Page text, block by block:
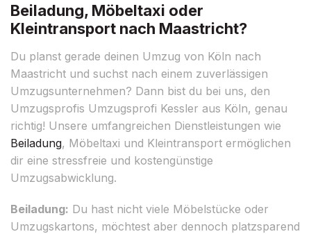
Beiladung, Möbeltaxi oder
Kleintransport nach Maastricht?
Du planst gerade deinen Umzug von Köln nach
Maastricht und suchst nach einem zuverlässigen
Umzugsunternehmen? Dann bist du bei uns, den
Umzugsprofis Umzugsprofi Kessler aus Köln, genau
richtig! Unsere umfangreichen Dienstleistungen wie
Beiladung, Möbeltaxi und Kleintransport ermöglichen
dir eine stressfreie und kostengünstige
Umzugsabwicklung.
Beiladung: Du hast nicht viele Möbelstücke oder
Umzugskartons, möchtest aber dennoch platzsparend